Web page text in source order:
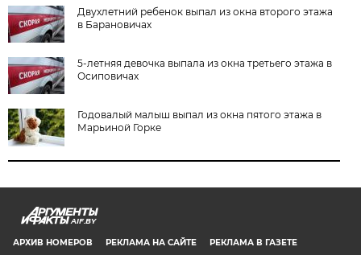
Двухлетний ребенок выпал из окна второго этажа
в Барановичах
5-летняя девочка выпала из окна третьего этажа в
Осиповичах
Годовалый малыш выпал из окна пятого этажа в
Марьиной Горке
AIF.BY
АРХИВ НОМЕРОВ РЕКЛАМА НА САЙТЕ РЕКЛАМА В ГАЗЕТЕ